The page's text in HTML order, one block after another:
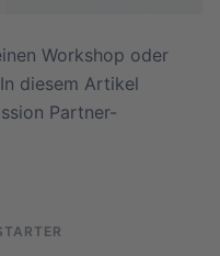
Workshop oder
diesem Artikel
Partner-